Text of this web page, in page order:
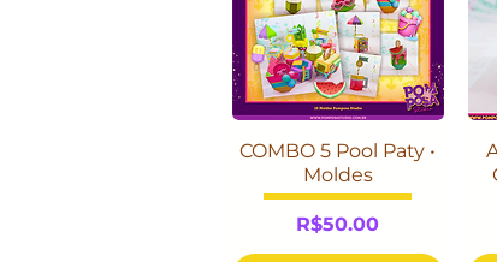
COMBO 5 Pool Paty •
Moldes
Price
R$50.00